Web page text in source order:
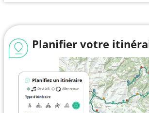
Planifier votre